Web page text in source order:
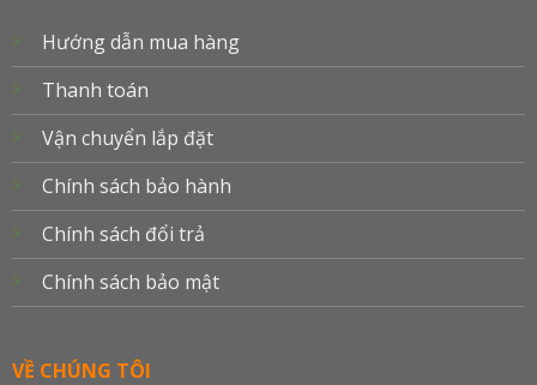
Hướng dẫn mua hàng
Thanh toán
Vận chuyển lắp đặt
Chính sách bảo hành
Chính sách đổi trả
Chính sách bảo mật
VỀ CHÚNG TÔI